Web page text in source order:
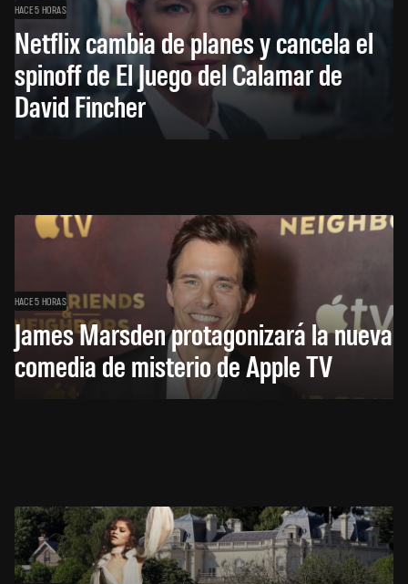
HACE 5 HORAS
Netflix cambia de planes y cancela el
spinoff de El Juego del Calamar de
David Fincher
HACE 5 HORAS
James Marsden protagonizará la nueva
comedia de misterio de Apple TV